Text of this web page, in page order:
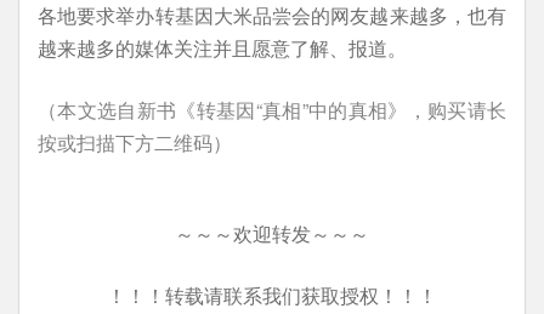
各地要求举办转基因大米品尝会的网友越来越多，也有
越来越多的媒体关注并且愿意了解、报道。
（本文选自新书《转基因“真相”中的真相》，购买请长
按或扫描下方二维码）
～～～欢迎转发～～～
！！！转载请联系我们获取授权！！！